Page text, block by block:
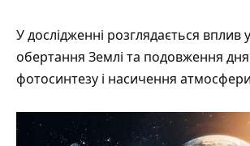
У дослідженні розглядається вплив
обертання Землі та подовження
фотосинтезу і насичення